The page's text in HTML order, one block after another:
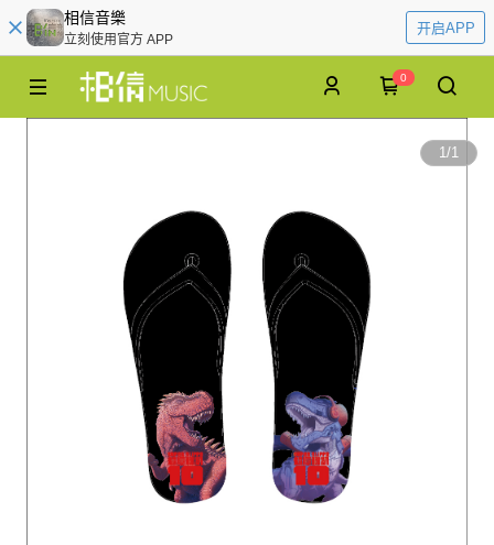
相信音樂
立刻使用官方 APP
开启APP
0
1/1